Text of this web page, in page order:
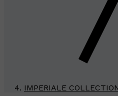
IMPERIALE